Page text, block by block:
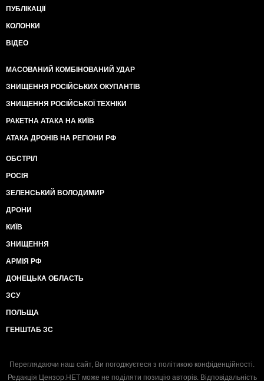
ПУБЛІКАЦІЇ
КОЛОНКИ
ВІДЕО
МАСОВАНИЙ КОМБІНОВАНИЙ УДАР
ЗНИЩЕННЯ РОСІЙСЬКИХ ОКУПАНТІВ
ЗНИЩЕННЯ РОСІЙСЬКОЇ ТЕХНІКИ
РАКЕТНА АТАКА НА КИЇВ
АТАКА ДРОНІВ НА РЕГІОНИ РФ
ОБСТРІЛ
РОСІЯ
ЗЕЛЕНСЬКИЙ ВОЛОДИМИР
ДРОНИ
КИЇВ
ЗНИЩЕННЯ
АРМІЯ РФ
ДОНЕЦЬКА ОБЛАСТЬ
ЗСУ
ПОЛЬЩА
ГЕНШТАБ ЗС
Переглядаючи наш сайт, Ви погоджуєтеся з політикою конфіденційності.
Редакція Цензор.НЕТ може не поділяти позицію авторів. Відповідальність